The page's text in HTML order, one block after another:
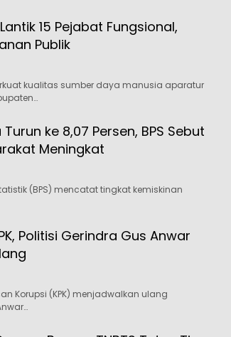
15 Pejabat Fungsional,
Publik
kualitas sumber daya manusia aparatur
ke 8,07 Persen, BPS Sebut
Meningkat
(BPS) mencatat tingkat kemiskinan
Politisi Gerindra Gus Anwar
Korupsi (KPK) menjadwalkan ulang